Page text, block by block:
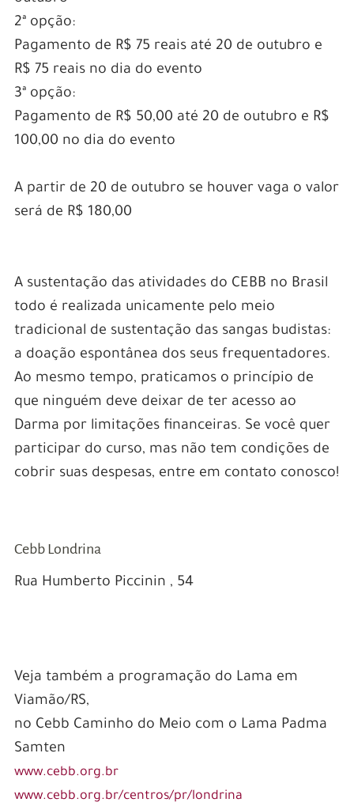
2ª opção:
Pagamento de R$ 75 reais até 20 de outubro e
R$ 75 reais no dia do evento
3ª opção:
Pagamento de R$ 50,00 até 20 de outubro e R$
100,00 no dia do evento
A partir de 20 de outubro se houver vaga o valor
será de R$ 180,00
A sustentação das atividades do CEBB no Brasil
todo é realizada unicamente pelo meio
tradicional de sustentação das sangas budistas:
a doação espontânea dos seus frequentadores.
Ao mesmo tempo, praticamos o princípio de
que ninguém deve deixar de ter acesso ao
Darma por limitações financeiras. Se você quer
participar do curso, mas não tem condições de
cobrir suas despesas, entre em contato conosco!
Cebb Londrina
Rua Humberto Piccinin , 54
Veja também a programação do Lama em
Viamão/RS,
no Cebb Caminho do Meio com o Lama Padma
Samten
www.cebb.org.br
www.cebb.org.br/centros/pr/londrina